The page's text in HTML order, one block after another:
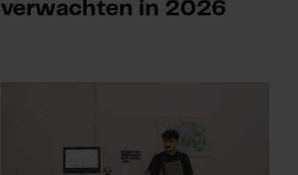
verwachten in 2026